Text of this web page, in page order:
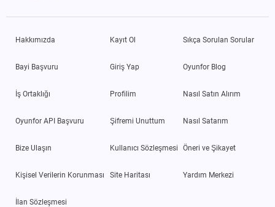
Hakkımızda
Bayi Başvuru
İş Ortaklığı
Oyunfor API Başvuru
Bize Ulaşın
Kişisel Verilerin Korunması
İlan Sözleşmesi
Kayıt Ol
Giriş Yap
Profilim
Şifremi Unuttum
Kullanıcı Sözleşmesi
Site Haritası
Sıkça Sorulan Sorular
Oyunfor Blog
Nasıl Satın Alırım
Nasıl Satarım
Öneri ve Şikayet
Yardım Merkezi